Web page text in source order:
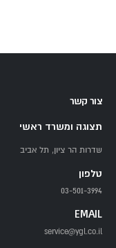
צור קשר
תצוגה ומשרד ראשי
שדרות הר ציון, תל אביב
טלפון
03-501-3994
EMAIL
service@ygl.co.il